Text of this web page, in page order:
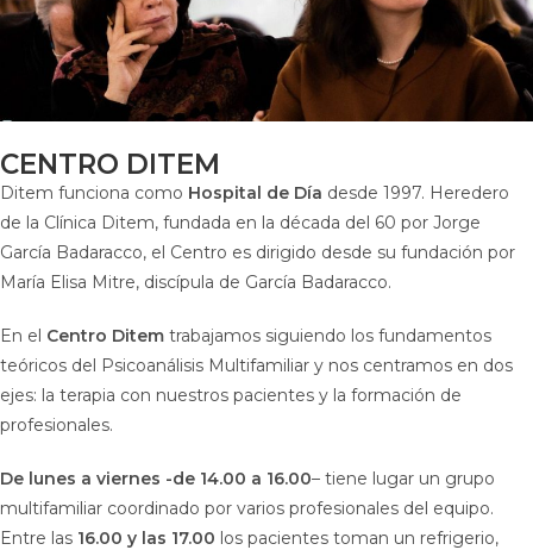
CENTRO DITEM
Ditem funciona como Hospital de Día desde 1997. Heredero
de la Clínica Ditem, fundada en la década del 60 por Jorge
García Badaracco, el Centro es dirigido desde su fundación por
María Elisa Mitre, discípula de García Badaracco.
En el Centro Ditem trabajamos siguiendo los fundamentos
teóricos del Psicoanálisis Multifamiliar y nos centramos en dos
ejes: la terapia con nuestros pacientes y la formación de
profesionales.
De lunes a viernes -de 14.00 a 16.00– tiene lugar un grupo
multifamiliar coordinado por varios profesionales del equipo.
Entre las 16.00 y las 17.00 los pacientes toman un refrigerio,